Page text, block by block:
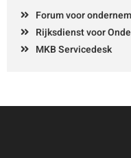
Forum voor
Rijksdienst voor
MKB Servicedesk